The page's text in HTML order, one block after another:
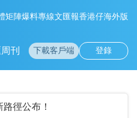
矩陣爆料專線文匯報香港仔海外版
刊 下載客戶端 登錄
徑公布！